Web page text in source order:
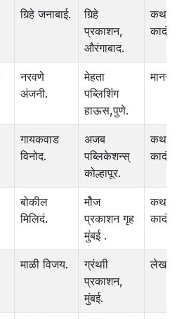
गिर्‍हे जनाबाई.
गिर्‍हे
प्रकाशन,
औरंगाबाद.
कथा
नरवणे
अंजनी.
मेहता
पब्लिशिंंग
हाऊस,पुणे.
गायकवाड
विनोद.
अजब
पब्लिकेशन्स्
कोल्हापूर.
कथा
बोकील
मिलिदं.
मौेज
प्रकाशन गृह
मुंबई .
कथा
माळी विजय.
ग्रंथाी
प्रकाशन,
मुंबई.
लेख